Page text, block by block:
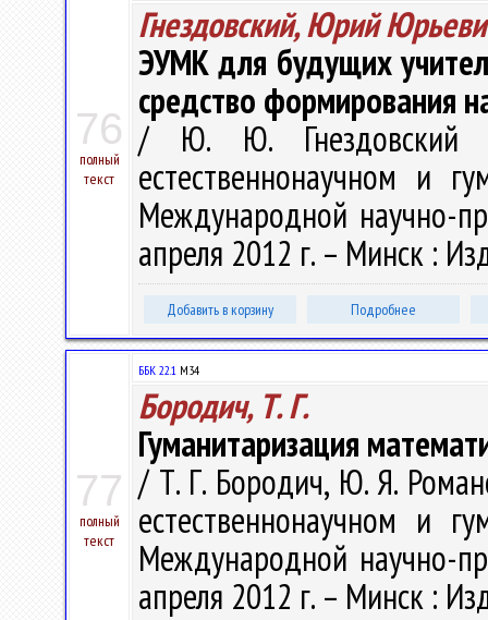
76
полный
текст
Гнездовский, Юрий
ЭУМК для будущих
средство формирования
/ Ю. Ю. Гнездовский
естественнонаучном и
Международной научно-
апреля 2012 г. – Минск :
Добавить в корзину Подробнее
77
полный
текст
ББК 22.1 М34
Бородич, Т. Г.
Гуманитаризация
/ Т. Г. Бородич, Ю. Я.
естественнонаучном и
Международной научно-
апреля 2012 г. – Минск :